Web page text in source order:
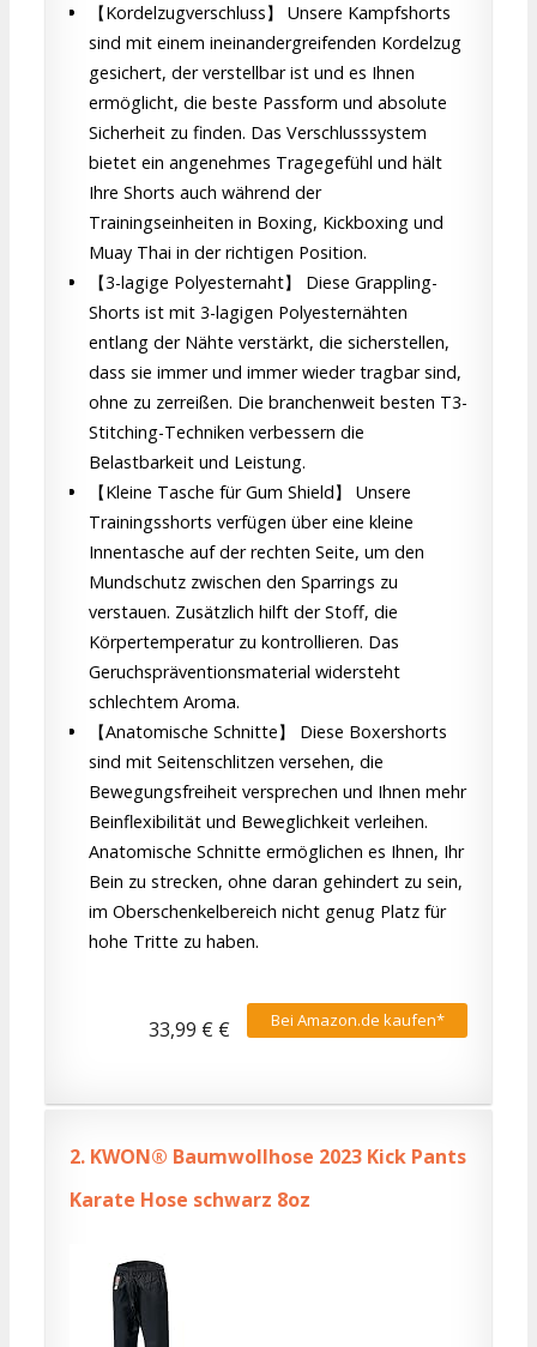
【Kordelzugverschluss】 Unsere Kampfshorts
sind mit einem ineinandergreifenden Kordelzug
gesichert, der verstellbar ist und es Ihnen
ermöglicht, die beste Passform und absolute
Sicherheit zu finden. Das Verschlusssystem
bietet ein angenehmes Tragegefühl und hält
Ihre Shorts auch während der
Trainingseinheiten in Boxing, Kickboxing und
Muay Thai in der richtigen Position.
【3-lagige Polyesternaht】 Diese Grappling-
Shorts ist mit 3-lagigen Polyesternähten
entlang der Nähte verstärkt, die sicherstellen,
dass sie immer und immer wieder tragbar sind,
ohne zu zerreißen. Die branchenweit besten T3-
Stitching-Techniken verbessern die
Belastbarkeit und Leistung.
【Kleine Tasche für Gum Shield】 Unsere
Trainingsshorts verfügen über eine kleine
Innentasche auf der rechten Seite, um den
Mundschutz zwischen den Sparrings zu
verstauen. Zusätzlich hilft der Stoff, die
Körpertemperatur zu kontrollieren. Das
Geruchspräventionsmaterial widersteht
schlechtem Aroma.
【Anatomische Schnitte】 Diese Boxershorts
sind mit Seitenschlitzen versehen, die
Bewegungsfreiheit versprechen und Ihnen mehr
Beinflexibilität und Beweglichkeit verleihen.
Anatomische Schnitte ermöglichen es Ihnen, Ihr
Bein zu strecken, ohne daran gehindert zu sein,
im Oberschenkelbereich nicht genug Platz für
hohe Tritte zu haben.
Bei Amazon.de kaufen*
33,99 € €
2. KWON® Baumwollhose 2023 Kick Pants
Karate Hose schwarz 8oz